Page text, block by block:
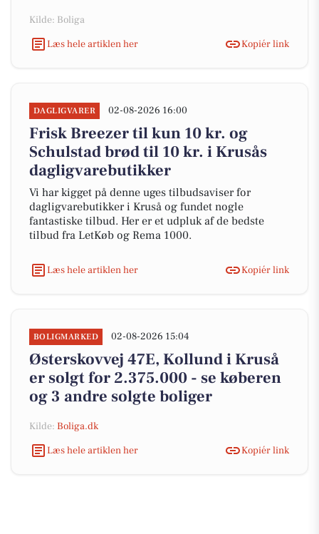
Kilde: Boliga
Læs hele artiklen her
Kopiér link
DAGLIGVARER 02-08-2026 16:00
Frisk Breezer til kun 10 kr. og
Schulstad brød til 10 kr. i Krusås
dagligvarebutikker
Vi har kigget på denne uges tilbudsaviser for
dagligvarebutikker i Kruså og fundet nogle
fantastiske tilbud. Her er et udpluk af de bedste
tilbud fra LetKøb og Rema 1000.
Læs hele artiklen her Kopiér link
BOLIGMARKED 02-08-2026 15:04
Østerskovvej 47E, Kollund i Kruså
er solgt for 2.375.000 - se køberen
og 3 andre solgte boliger
Kilde: Boliga.dk
Læs hele artiklen her
Kopiér link